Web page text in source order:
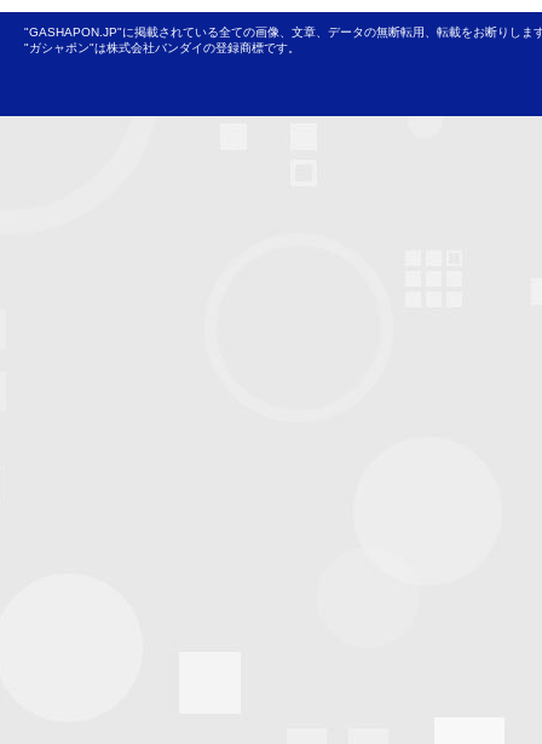
"GASHAPON.JP"に掲載されている全ての画像、文章、データの無断転用、転載をお断りしま
"ガシャポン"は株式会社バンダイの登録商標です。